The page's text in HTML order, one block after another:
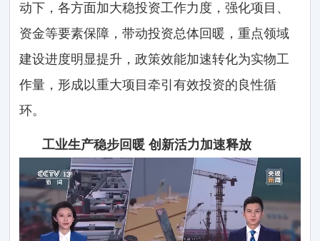
动下，各方面加大稳投资工作力度，强化项目、
资金等要素保障，带动投资总体回暖，重点领域
建设进度明显提升，政策效能加速转化为实物工
作量，形成以重大项目牵引有效投资的良性循
环。
工业生产稳步回暖 创新活力加速释放